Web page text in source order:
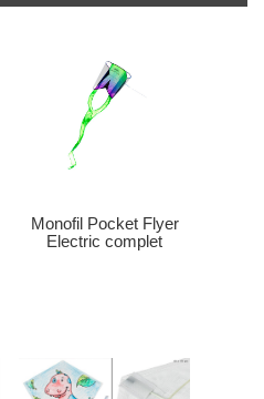
Monofil Pocket Flyer
Electric complet